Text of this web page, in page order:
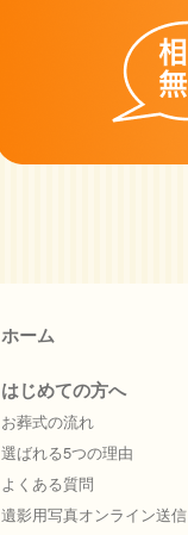
ホーム
はじめての方へ
お葬式の流れ
選ばれる5つの理由
よくある質問
遺影用写真オンライン送信